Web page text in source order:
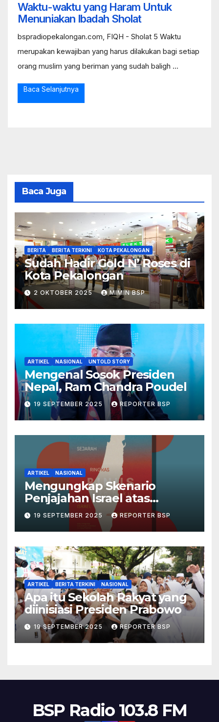
Waktu-waktu yang Haram Untuk
Menuniakan Ibadah Sholat
bspradiopekalongan.com, FIQH - Sholat 5 Waktu
merupakan kewajiban yang harus dilakukan bagi setiap
orang muslim yang beriman yang sudah baligh ...
Baca Selanjutnya
Baca Juga
BERITA BERITA TERKINI KOTA PEKALONGAN
Sudah Hadir Gold N’ Roses di
Kota Pekalongan
2 OKTOBER 2025 MIMIN BSP
ARTIKEL NASIONAL UNTOLD STORY
Mengenal Sosok Presiden
Nepal, Ram Chandra Poudel
19 SEPTEMBER 2025 REPORTER BSP
ARTIKEL NASIONAL
Mengungkap Skenario
Penjajahan Israel atas
Palestina dalam Buku Ilan
Pappé
19 SEPTEMBER 2025 REPORTER BSP
ARTIKEL BERITA TERKINI NASIONAL
Apa itu Sekolah Rakyat yang
diinisiasi Presiden Prabowo
19 SEPTEMBER 2025 REPORTER BSP
BSP Radio 103.8 FM